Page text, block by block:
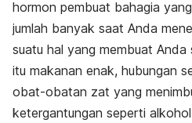
hormon pembuat bahagia
jumlah banyak saat Anda
suatu hal yang membuat
itu makanan enak, hubungan
obat-obatan zat yang
ketergantungan seperti